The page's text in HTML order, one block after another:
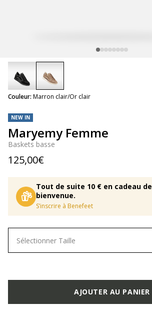
NEW IN
Maryemy Femme
Baskets basse
125,00€
Tout de suite 10 € en cadeau de
bienvenue.
S’inscrire à Benefeet
Couleur: Marron clair/Or clair
selected
Sélectionner Taille
AJOUTER AU PANIER